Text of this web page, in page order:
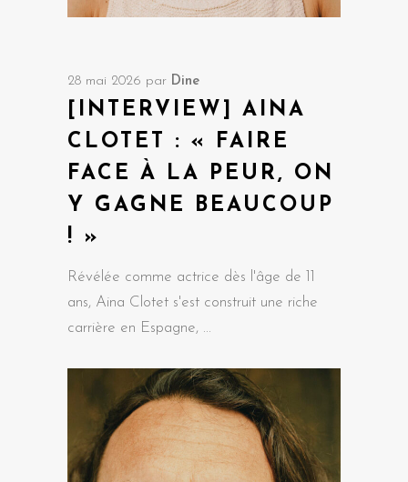
28 mai 2026 par Dine
[INTERVIEW] AINA
CLOTET : « FAIRE
FACE À LA PEUR, ON
Y GAGNE BEAUCOUP
! »
Révélée comme actrice dès l'âge de 11
ans, Aina Clotet s'est construit une riche
carrière en Espagne,